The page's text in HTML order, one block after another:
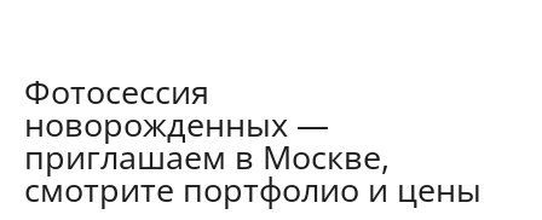
Фотосессия
новорожденных —
приглашаем в Москве,
смотрите портфолио и цены